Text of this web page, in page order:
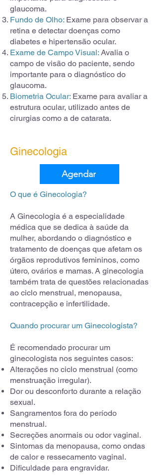
glaucoma.
Fundo de Olho: Exame para observar a
retina e detectar doenças como
diabetes e hipertensão ocular.
Exame de Campo Visual: Avalia o
campo de visão do paciente, sendo
importante para o diagnóstico do
glaucoma.
Biometria Ocular: Exame para avaliar a
estrutura ocular, utilizado antes de
cirurgias como a de catarata.
Ginecologia
Agendar
O que é Ginecologia?
A Ginecologia é a especialidade
médica que se dedica à saúde da
mulher, abordando o diagnóstico e
tratamento de doenças que afetam os
órgãos reprodutivos femininos, como
útero, ovários e mamas. A ginecologia
também trata de questões relacionadas
ao ciclo menstrual, menopausa,
contracepção e infertilidade.
Quando procurar um Ginecologista?
É recomendado procurar um
ginecologista nos seguintes casos:
Alterações no ciclo menstrual (como
menstruação irregular).
Dor ou desconforto durante a relação
sexual.
Sangramentos fora do período
menstrual.
Secreções anormais ou odor vaginal.
Sintomas da menopausa, como ondas
de calor e ressecamento vaginal.
Dificuldade para engravidar.